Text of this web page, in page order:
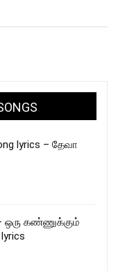
lyrics – தேவா
ஒரு கண்ணுக்கும்